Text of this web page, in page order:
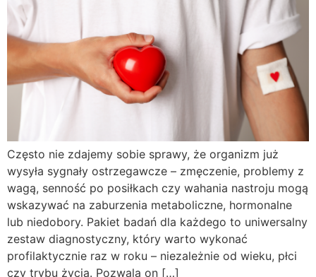
Często nie zdajemy sobie sprawy, że organizm już
wysyła sygnały ostrzegawcze – zmęczenie, problemy z
wagą, senność po posiłkach czy wahania nastroju mogą
wskazywać na zaburzenia metaboliczne, hormonalne
lub niedobory. Pakiet badań dla każdego to uniwersalny
zestaw diagnostyczny, który warto wykonać
profilaktycznie raz w roku – niezależnie od wieku, płci
czy trybu życia. Pozwala on […]